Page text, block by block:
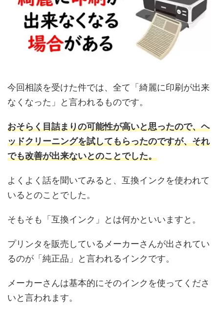
今回相談を受けた件では、全て「綺麗に印刷が出来
なくなった」と言われるものです。
おそらく目詰まりの可能性が高いと思ったので、ヘ
ッドクリーニングを試してもらったのですが、それ
でも改善が出来ないとのことでした。
よくよく話を聞いてみると、互換インクを使われて
いるとのことでした。
そもそも「互換インク」とは何かといいますと。
プリンタを販売しているメーカーさんが出されてい
るのが「純正品」と言われるインクです。
メーカーさんは基本的にそのインクを使ってくださ
いと言われます。